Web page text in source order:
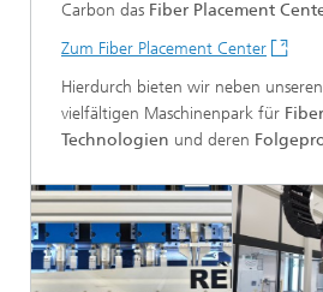
Carbon das Fiber Placement
Zum Fiber Placement Center
Hierdurch bieten wir neben
vielfältigen Maschinenpark für
Technologien und deren